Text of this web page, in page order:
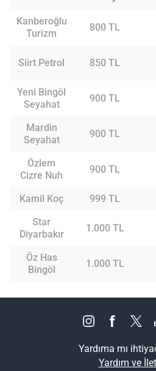
Kanberoğlu
Turizm
800 TL
Siirt Petrol 850 TL
Yeni Bingöl
Seyahat
900 TL
Mardin
Seyahat
900 TL
Özlem
Cizre Nuh
900 TL
Kamil Koç
999 TL
Star
Diyarbakır
1.000 TL
Öz Has
Bingöl
1.000 TL
Yardıma mı
Yardım ve